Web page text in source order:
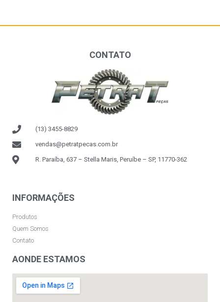
CONTATO
(13) 3455-8829
vendas@petratpecas.com.br
R. Paraíba, 637 – Stella Maris, Peruíbe – SP, 11770-362
INFORMAÇÕES
Produtos
Quem Somos
Contato
AONDE ESTAMOS